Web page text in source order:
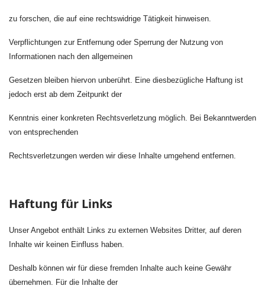
zu forschen, die auf eine rechtswidrige Tätigkeit hinweisen.
Verpflichtungen zur Entfernung oder Sperrung der Nutzung von
Informationen nach den allgemeinen
Gesetzen bleiben hiervon unberührt. Eine diesbezügliche Haftung ist
jedoch erst ab dem Zeitpunkt der
Kenntnis einer konkreten Rechtsverletzung möglich. Bei Bekanntwerden
von entsprechenden
Rechtsverletzungen werden wir diese Inhalte umgehend entfernen.
Haftung für Links
Unser Angebot enthält Links zu externen Websites Dritter, auf deren
Inhalte wir keinen Einfluss haben.
Deshalb können wir für diese fremden Inhalte auch keine Gewähr
übernehmen. Für die Inhalte der